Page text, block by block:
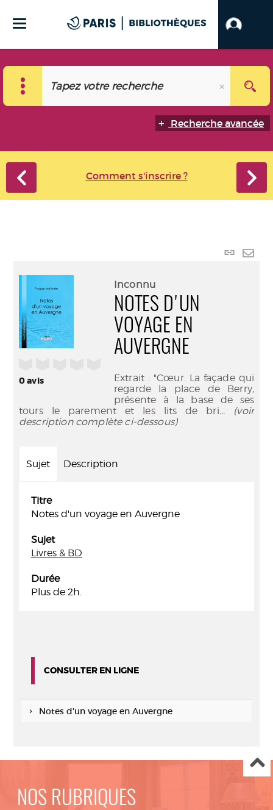
Recherche avancée
Comment s'inscrire ?
Lien
0avis
Inconnu
NOTES D'UN
VOYAGE EN
AUVERGNE
Extrait : "Cœur. La façade qui
regarde la place de Berry,
présente à la base de ses
tours le parement et les lits de bri... (voir
description complète ci-dessous)
Sujet Description
Titre
Notes d'un voyage en Auvergne
Sujet
Livres & BD
Durée
Plus de 2h.
CONSULTER EN LIGNE
Notes d'un voyage en Auvergne
NOS RUBRIQUES